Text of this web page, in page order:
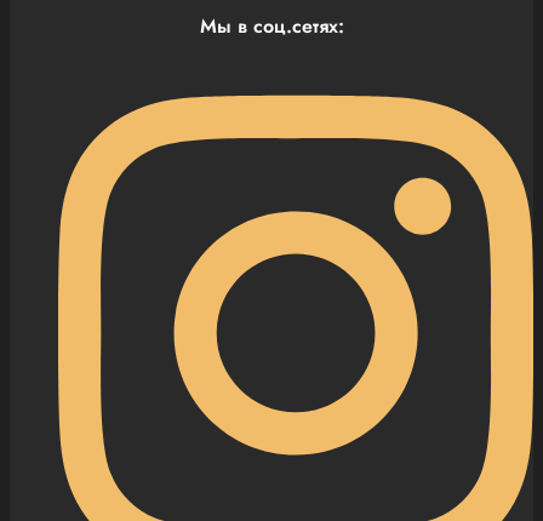
Мы в соц.сетях: